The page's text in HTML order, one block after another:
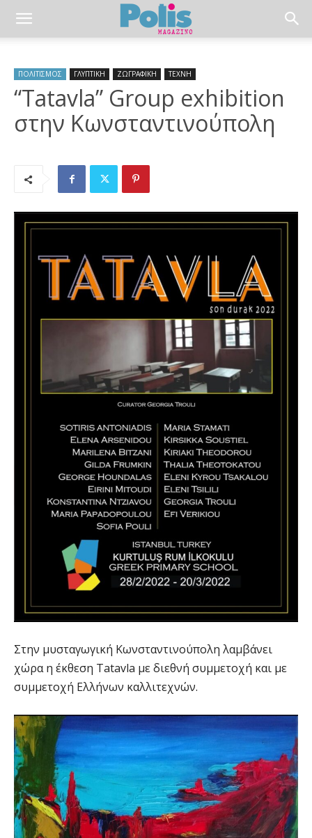
ΠΟΛΙΤΙΣΜΟΣ ΓΛΥΠΤΙΚΗ ΖΩΓΡΑΦΙΚΗ ΤΕΧΝΗ
“Tatavla” Group exhibition
στην Κωνσταντινούπολη
Στην μυσταγωγική Κωνσταντινούπολη λαμβάνει
χώρα η έκθεση Tatavla με διεθνή συμμετοχή και με
συμμετοχή Ελλήνων καλλιτεχνών.